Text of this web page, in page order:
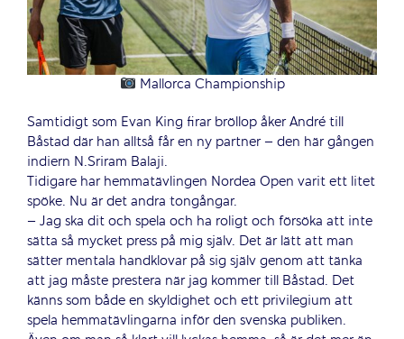
Mallorca Championship
Samtidigt som Evan King firar bröllop åker André till
Båstad där han alltså får en ny partner – den här gången
indiern N.Sriram Balaji.
Tidigare har hemmatävlingen Nordea Open varit ett litet
spöke. Nu är det andra tongångar.
– Jag ska dit och spela och ha roligt och försöka att inte
sätta så mycket press på mig själv. Det är lätt att man
sätter mentala handklovar på sig själv genom att tänka
att jag måste prestera när jag kommer till Båstad. Det
känns som både en skyldighet och ett privilegium att
spela hemmatävlingarna inför den svenska publiken.